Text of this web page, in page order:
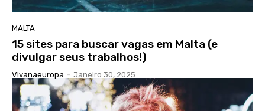
MALTA
15 sites para buscar vagas em Malta (e
divulgar seus trabalhos!)
Vivanaeuropa - Janeiro 30, 2025